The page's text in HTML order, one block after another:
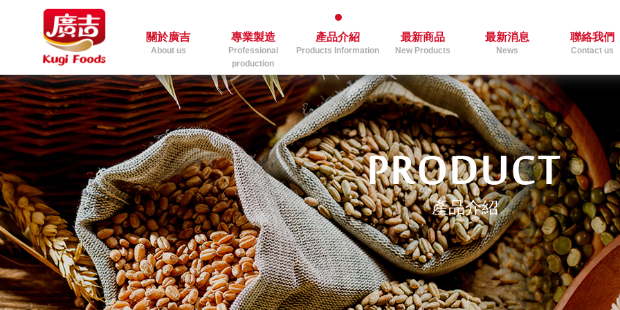
關於廣吉
About us
專業製造
Professional
production
產品介紹
Products Information
最新商品
New Products
最新消息
News
聯絡我們
Contact us
產品介紹